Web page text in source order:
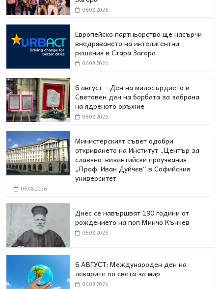
06.08.2026
Европейско партньорство ще насърчи
внедряването на интелигентни
решения в Стара Загора
06.08.2026
6 август – Ден на милосърдието и
Световен ден на борбата за забрана
на ядреното оръжие
06.08.2026
Министерският съвет одобри
откриването на Институт „Център за
славяно-византийски проучвания
„Проф. Иван Дуйчев“ в Софийския
университет
06.08.2026
Днес се навършват 190 години от
рождението на поп Минчо Кънчев
06.08.2026
6 АВГУСТ: Международен ден на
лекарите по света за мир
06.08.2026